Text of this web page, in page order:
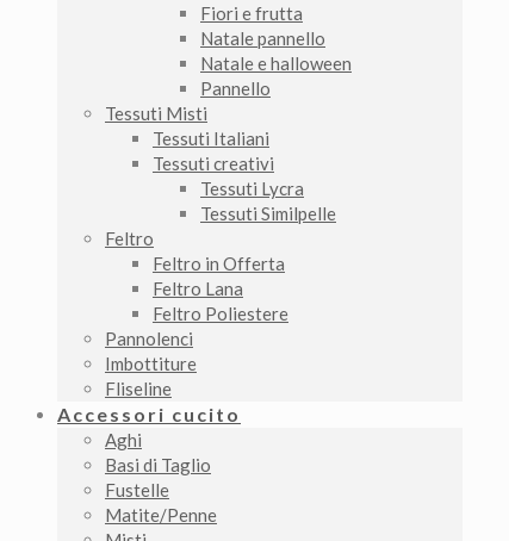
Fiori e frutta
Natale pannello
Natale e halloween
Pannello
Tessuti Misti
Tessuti Italiani
Tessuti creativi
Tessuti Lycra
Tessuti Similpelle
Feltro
Feltro in Offerta
Feltro Lana
Feltro Poliestere
Pannolenci
Imbottiture
Fliseline
Accessori cucito
Aghi
Basi di Taglio
Fustelle
Matite/Penne